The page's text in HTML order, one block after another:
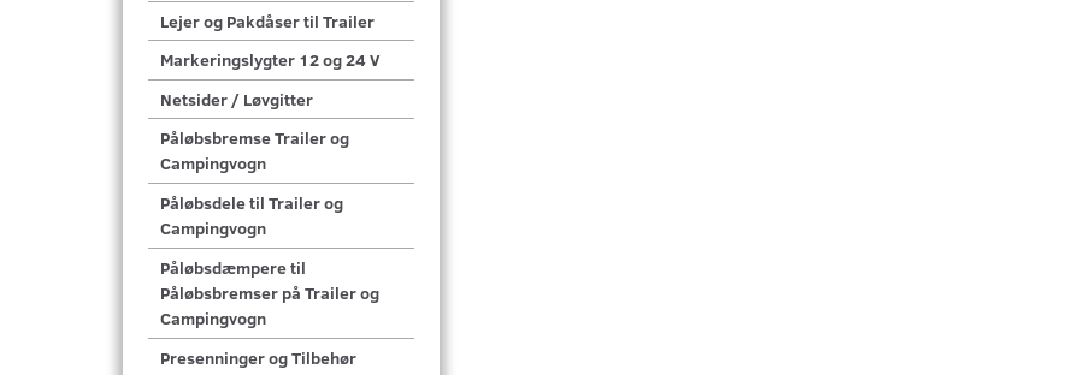
Lejer og Pakdåser til Trailer
Markeringslygter 12 og 24 V
Netsider / Løvgitter
Påløbsbremse Trailer og
Campingvogn
Påløbsdele til Trailer og
Campingvogn
Påløbsdæmpere til
Påløbsbremser på Trailer og
Campingvogn
Presenninger og Tilbehør